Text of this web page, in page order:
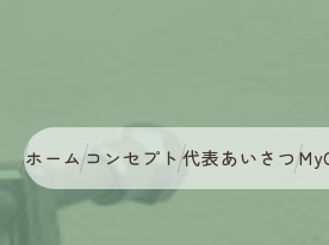
ホーム コンセプト 代表あいさつ